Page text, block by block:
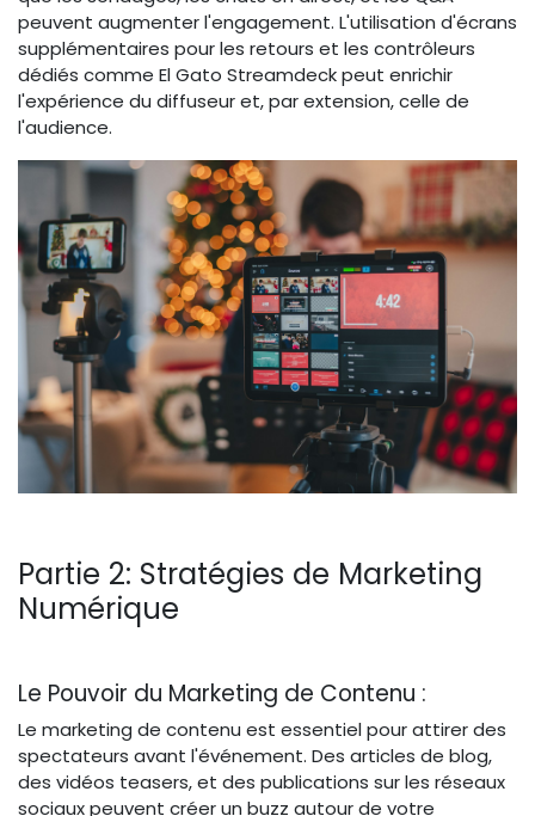
peuvent augmenter l'engagement. L'utilisation d'écrans
supplémentaires pour les retours et les contrôleurs
dédiés comme El Gato Streamdeck peut enrichir
l'expérience du diffuseur et, par extension, celle de
l'audience.
Partie 2: Stratégies de Marketing
Numérique
Le Pouvoir du Marketing de Contenu :
Le marketing de contenu est essentiel pour attirer des
spectateurs avant l'événement. Des articles de blog,
des vidéos teasers, et des publications sur les réseaux
sociaux peuvent créer un buzz autour de votre